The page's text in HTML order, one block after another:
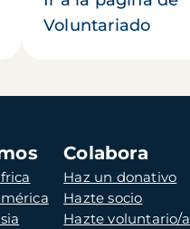
Voluntariado
Colabora
Haz un donativo
Hazte socio
Hazte voluntario/a